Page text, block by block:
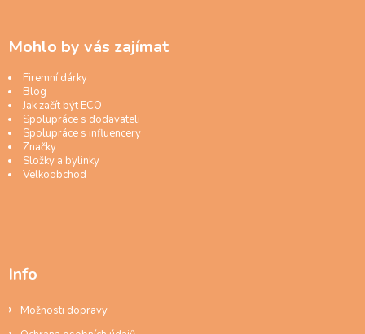
Mohlo by vás zajímat
Firemní dárky
Blog
Jak začít být ECO
Spolupráce s dodavateli
Spolupráce s influencery
Značky
Složky a bylinky
Velkoobchod
Info
Možnosti dopravy